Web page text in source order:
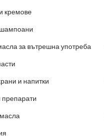
кремове
за вътрешна употреба
и напитки